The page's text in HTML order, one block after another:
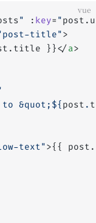
vue
" : key= "
title">
}}</a>
&quot;${ post .
text">{{